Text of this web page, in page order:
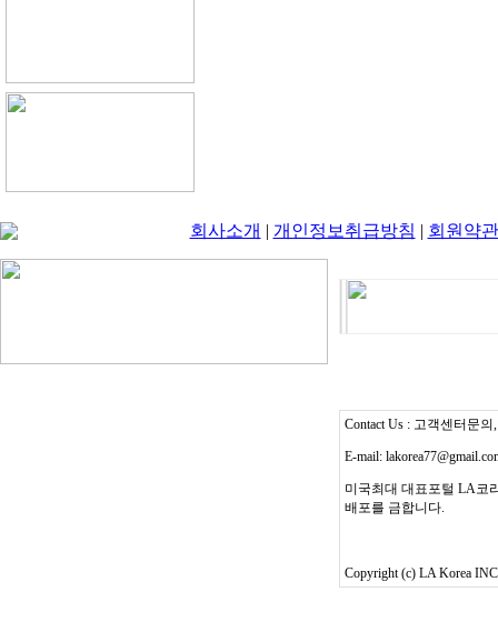
회사소개 | 개인정보취급방침 | 회원약관
Contact Us : 고객센터문의
E-mail:
미국최대 대표포털 LA코
배포를 금합니다.
Copyright (c) LA Korea